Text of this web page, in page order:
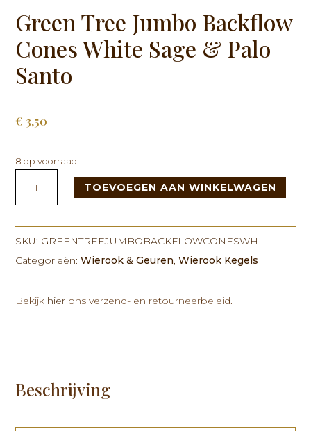
Green Tree Jumbo Backflow
Cones White Sage & Palo
Santo
€ 3,50
8 op voorraad
Jumbo
Backflow
Cones
White
Palo
TOEVOEGEN AAN WINKELWAGEN
SKU: GREENTREEJUMBOBACKFLOWCONESWHI
Categorieën:Wierook & Geuren,Wierook Kegels
Bekijk hier ons verzend- en retourneerbeleid.
Beschrijving